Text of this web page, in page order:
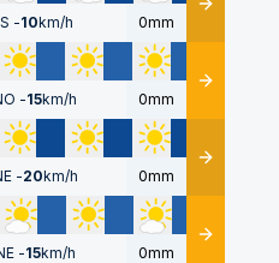
S -10km/h 0mm Détails
-15km/h 0mm Détails
-20km/h 0mm Détails
-15km/h 0mm Détails